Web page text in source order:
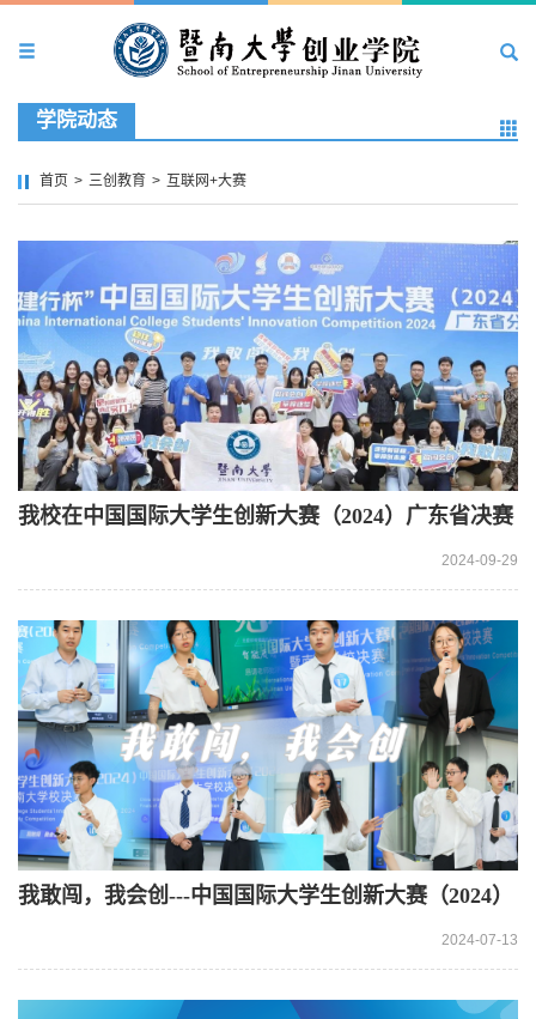
学院动态
首页 > 三创教育 > 互联网+大赛
我校在中国国际大学生创新大赛（2024）广东省决赛
2024-09-29
我敢闯，我会创---中国国际大学生创新大赛（2024）
2024-07-13